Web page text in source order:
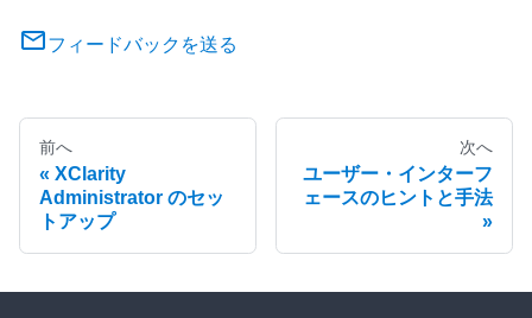
フィードバックを送る
前へ
XClarity
Administrator のセッ
トアップ
次へ
ユーザー・インターフ
ェースのヒントと手法